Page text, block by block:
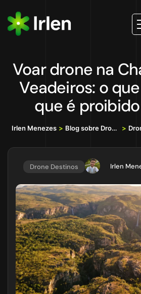
Voar drone na
Veadeiros: o
que é
Irlen Menezes > Blog sobre Drones, IA e Tecnologia da Informação >
Drone Destinos Irlen